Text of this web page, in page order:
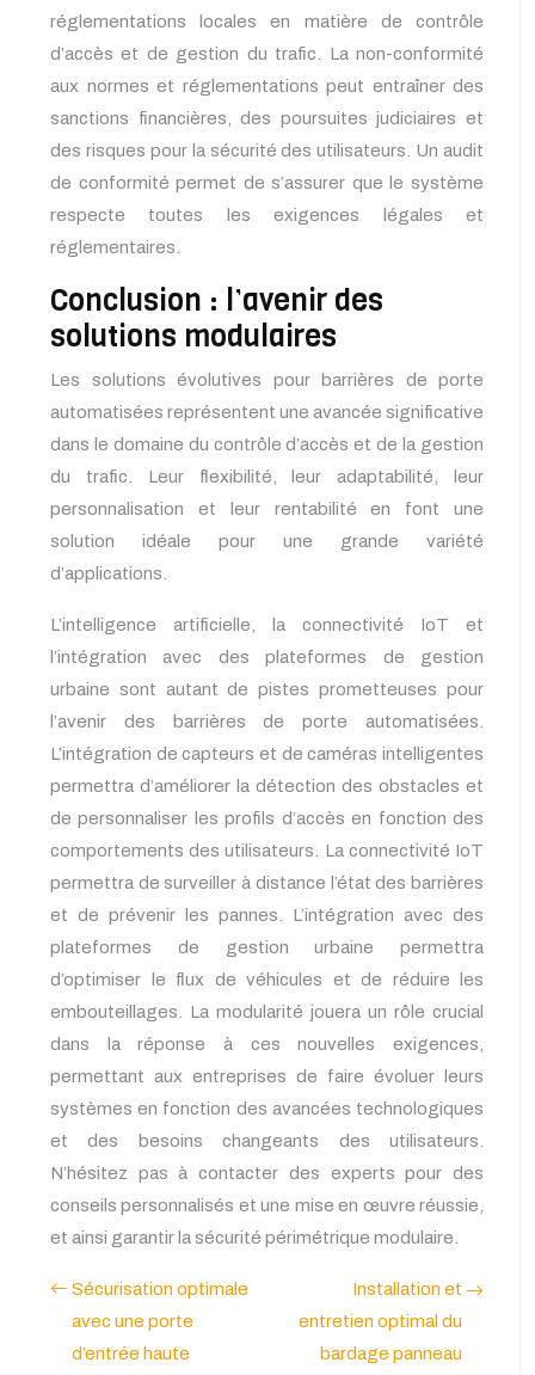
réglementations locales en matière de contrôle
d’accès et de gestion du trafic. La non-conformité
aux normes et réglementations peut entraîner des
sanctions financières, des poursuites judiciaires et
des risques pour la sécurité des utilisateurs. Un audit
de conformité permet de s’assurer que le système
respecte toutes les exigences légales et
réglementaires.
Conclusion : l’avenir des
solutions modulaires
Les solutions évolutives pour barrières de porte
automatisées représentent une avancée significative
dans le domaine du contrôle d’accès et de la gestion
du trafic. Leur flexibilité, leur adaptabilité, leur
personnalisation et leur rentabilité en font une
solution idéale pour une grande variété
d’applications.
L’intelligence artificielle, la connectivité IoT et
l’intégration avec des plateformes de gestion
urbaine sont autant de pistes prometteuses pour
l’avenir des barrières de porte automatisées.
L’intégration de capteurs et de caméras intelligentes
permettra d’améliorer la détection des obstacles et
de personnaliser les profils d’accès en fonction des
comportements des utilisateurs. La connectivité IoT
permettra de surveiller à distance l’état des barrières
et de prévenir les pannes. L’intégration avec des
plateformes de gestion urbaine permettra
d’optimiser le flux de véhicules et de réduire les
embouteillages. La modularité jouera un rôle crucial
dans la réponse à ces nouvelles exigences,
permettant aux entreprises de faire évoluer leurs
systèmes en fonction des avancées technologiques
et des besoins changeants des utilisateurs.
N’hésitez pas à contacter des experts pour des
conseils personnalisés et une mise en œuvre réussie,
et ainsi garantir la sécurité périmétrique modulaire.
Sécurisation optimale
avec une porte
d’entrée haute
Installation et
entretien optimal du
bardage panneau